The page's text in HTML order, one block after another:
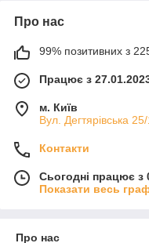
Про нас
99% позитивних з 225
Працює з
м. Київ
Вул. Дегтярівська
Контакти
Сьогодні працює з
Показати весь
Про нас